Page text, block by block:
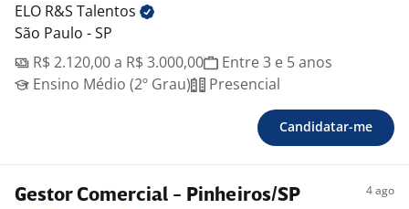
ELO R&S Talentos
São Paulo - SP
R$ 2.120,00 a R$ 3.000,00
Entre 3 e 5 anos
Ensino Médio (2º Grau)
Presencial
Candidatar-me
Gestor Comercial - Pinheiros/SP 4 ago